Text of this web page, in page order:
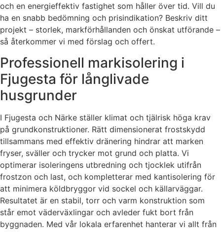
och en energieffektiv fastighet som håller över tid. Vill du
ha en snabb bedömning och prisindikation? Beskriv ditt
projekt – storlek, markförhållanden och önskat utförande –
så återkommer vi med förslag och offert.
Professionell markisolering i
Fjugesta för långlivade
husgrunder
I Fjugesta och Närke ställer klimat och tjälrisk höga krav
på grundkonstruktioner. Rätt dimensionerat frostskydd
tillsammans med effektiv dränering hindrar att marken
fryser, sväller och trycker mot grund och platta. Vi
optimerar isoleringens utbredning och tjocklek utifrån
frostzon och last, och kompletterar med kantisolering för
att minimera köldbryggor vid sockel och källarväggar.
Resultatet är en stabil, torr och varm konstruktion som
står emot väderväxlingar och avleder fukt bort från
byggnaden. Med vår lokala erfarenhet hanterar vi allt från